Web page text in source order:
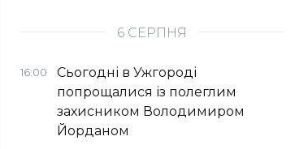
6 СЕРПНЯ
16:00
Сьогодні в Ужгороді
попрощалися із полеглим
захисником Володимиром
Йорданом